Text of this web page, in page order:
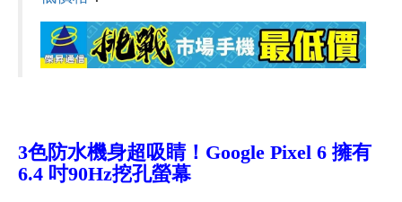
3色防水機身超吸睛！ Google Pixel 6 擁有
6.4 吋90Hz挖孔螢幕